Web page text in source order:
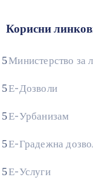
Корисни
Министерство за
Е-Дозволи
Е-Урбанизам
Е-Градежна
Е-Услуги